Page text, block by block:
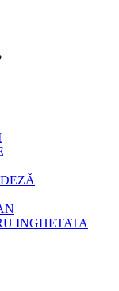
INGHETATA